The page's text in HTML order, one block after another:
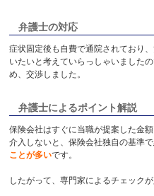
弁護士の対応
症状固定後も自費で通院されており
いたいと考えていらっしゃいました
め、交渉しました。
弁護士によるポイント解説
保険会社はすぐに当職が提案した金
介入しないと、保険会社独自の基準
ことが多いです。
したがって、専門家によるチェックが